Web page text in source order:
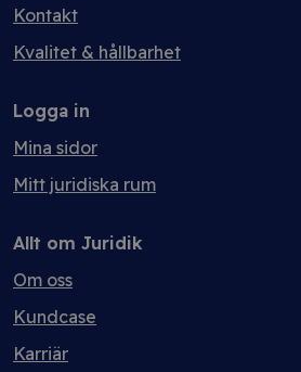
Kontakt
Kvalitet & hållbarhet
Logga in
Mina sidor
Mitt juridiska rum
Allt om Juridik
Om oss
Kundcase
Karriär